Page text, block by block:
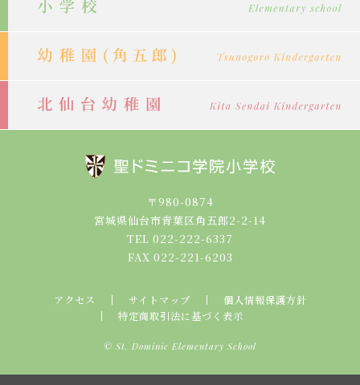
〒980-0874
宮城県仙台市青葉区角五郎2-2-14
TEL 022-222-6337
FAX 022-221-6203
アクセス サイトマップ
個人情報保護方針
特定商取引法に基づく表示
© St. Dominic Elementary School